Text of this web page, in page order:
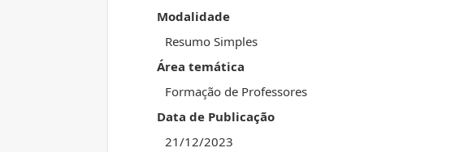
Modalidade
Resumo Simples
Área temática
Formação de Professores
Data de Publicação
21/12/2023